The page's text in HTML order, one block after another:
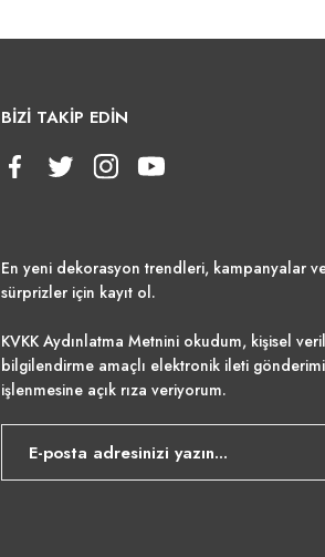
BİZİ TAKİP EDİN
En yeni dekorasyon trendleri, kampanyalar
sürprizler için kayıt ol.
KVKK Aydınlatma Metnini okudum, kişisel
bilgilendirme amaçlı elektronik ileti
işlenmesine açık rıza veriyorum.